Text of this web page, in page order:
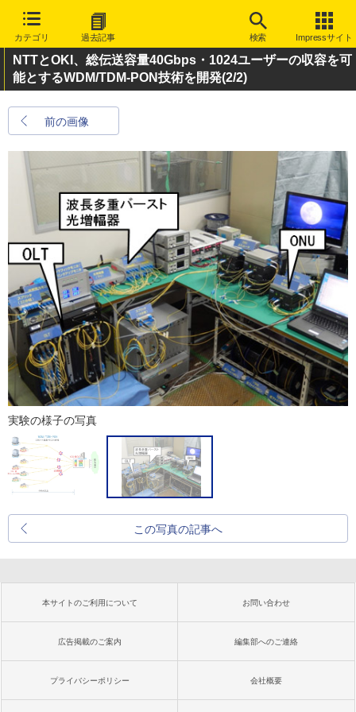
カテゴリ 過去記事 検索 Impressサイト
NTTとOKI、総伝送容量40Gbps・1024ユーザーの収容を可
能とするWDM/TDM-PON技術を開発(2/2)
前の画像
実験の様子の写真
この写真の記事へ
本サイトのご利用について お問い合わせ
広告掲載のご案内 編集部へのご連絡
プライバシーポリシー 会社概要